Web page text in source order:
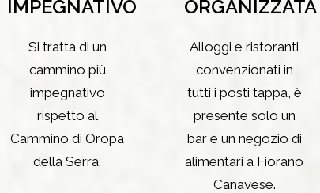
IMPEGNATIVO
Si tratta di un
cammino più
impegnativo
rispetto al
Cammino di Oropa
della Serra.
ORGANIZZATA
Alloggi e ristoranti
convenzionati in
tutti i posti tappa, è
presente solo un
bar e un negozio di
alimentari a Fiorano
Canavese.